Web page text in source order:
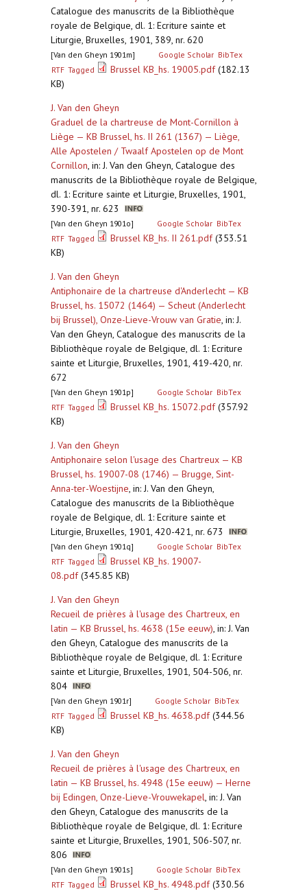
Catalogue des manuscrits de la Bibliothèque
royale de Belgique, dl. 1: Ecriture sainte et
Liturgie, Bruxelles, 1901, 389, nr. 620
[Van den Gheyn 1901m] Google Scholar BibTex
RTF Tagged Brussel KB_hs. 19005.pdf(182.13
KB)
J. Van den Gheyn
Graduel de la chartreuse de Mont-Cornillon à
Liège — KB Brussel, hs. II 261 (1367) — Liège,
Alle Apostelen / Twaalf Apostelen op de Mont
Cornillon, in: J. Van den Gheyn, Catalogue des
manuscrits de la Bibliothèque royale de Belgique,
dl. 1: Ecriture sainte et Liturgie, Bruxelles, 1901,
390-391, nr. 623
[Van den Gheyn 1901o] Google Scholar BibTex
RTF Tagged Brussel KB_hs. II 261.pdf(353.51
KB)
J. Van den Gheyn
Antiphonaire de la chartreuse d'Anderlecht — KB
Brussel, hs. 15072 (1464) — Scheut (Anderlecht
bij Brussel), Onze-Lieve-Vrouw van Gratie, in: J.
Van den Gheyn, Catalogue des manuscrits de la
Bibliothèque royale de Belgique, dl. 1: Ecriture
sainte et Liturgie, Bruxelles, 1901, 419-420, nr.
672
[Van den Gheyn 1901p] Google Scholar BibTex
RTF Tagged Brussel KB_hs. 15072.pdf(357.92
KB)
J. Van den Gheyn
Antiphonaire selon l'usage des Chartreux — KB
Brussel, hs. 19007-08 (1746) — Brugge, Sint-
Anna-ter-Woestijne, in: J. Van den Gheyn,
Catalogue des manuscrits de la Bibliothèque
royale de Belgique, dl. 1: Ecriture sainte et
Liturgie, Bruxelles, 1901, 420-421, nr. 673
[Van den Gheyn 1901q] Google Scholar BibTex
RTF Tagged
Brussel KB_hs. 19007-
08.pdf(345.85 KB)
J. Van den Gheyn
Recueil de prières à l'usage des Chartreux, en
latin — KB Brussel, hs. 4638 (15e eeuw), in: J. Van
den Gheyn, Catalogue des manuscrits de la
Bibliothèque royale de Belgique, dl. 1: Ecriture
sainte et Liturgie, Bruxelles, 1901, 504-506, nr.
804
[Van den Gheyn 1901r] Google Scholar BibTex
RTF Tagged Brussel KB_hs. 4638.pdf(344.56
KB)
J. Van den Gheyn
Recueil de prières à l'usage des Chartreux, en
latin — KB Brussel, hs. 4948 (15e eeuw) — Herne
bij Edingen, Onze-Lieve-Vrouwekapel, in: J. Van
den Gheyn, Catalogue des manuscrits de la
Bibliothèque royale de Belgique, dl. 1: Ecriture
sainte et Liturgie, Bruxelles, 1901, 506-507, nr.
806
[Van den Gheyn 1901s] Google Scholar BibTex
RTF Tagged Brussel KB_hs. 4948.pdf(330.56